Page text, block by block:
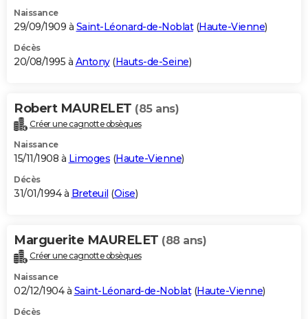
Naissance
29/09/1909 à Saint-Léonard-de-Noblat(Haute-Vienne)
Décès
20/08/1995 à Antony(Hauts-de-Seine)
Robert MAURELET (85 ans)
Créer une cagnotte obsèques
Naissance
15/11/1908 à Limoges (Haute-Vienne)
Décès
31/01/1994 à Breteuil (Oise)
Marguerite MAURELET (88 ans)
Créer une cagnotte obsèques
Naissance
02/12/1904 à Saint-Léonard-de-Noblat(Haute-Vienne)
Décès